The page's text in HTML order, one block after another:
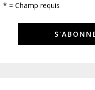
* = Champ requis